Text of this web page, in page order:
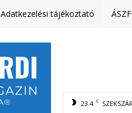
Adatkezelési tájékoztató ÁSZF
23.4 C